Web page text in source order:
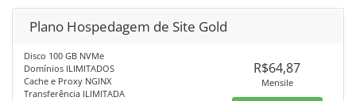
Plano Hospedagem de Site Gold
Disco 100 GB NVMe
Domínios ILIMITADOS
Cache e Proxy NGINX
Transferência ILIMITADA
R$64,87
Mensile